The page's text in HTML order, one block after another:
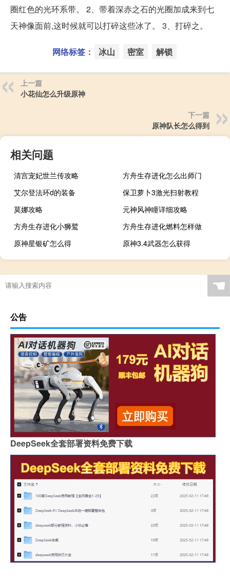
圈红色的光环系带。 2、带着深赤之石的光圈加成来到七
天神像面前,这时候就可以打碎这些冰了。 3、打碎之。
网络标签： 冰山 密室 解锁
上一篇
小花仙怎么升级原神
下一篇
原神队长怎么得到
相关问题
清宫宠妃世兰传攻略
方舟生存进化怎么出师门
艾尔登法环d的装备
保卫萝卜3激光扫射教程
莫娜攻略
元神风神瞳详细攻略
方舟生存进化小狮鹫
方舟生存进化燃料怎样做
原神星银矿怎么得
原神3.4武器怎么获得
☚
公告
DeepSeek全套部署资料免费下载